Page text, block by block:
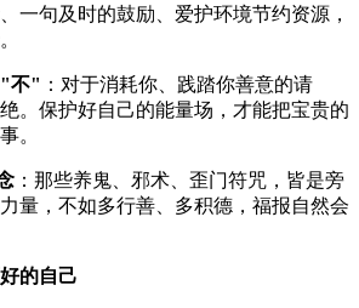
一句及时的鼓励、爱护环境节约资源，
"不" ：对于消耗你、践踏你善意的请
。保护好自己的能量场，才能把宝贵的
。
：那些养鬼、邪术、歪门符咒，皆是旁
量，不如多行善、多积德，福报自然会
的自己